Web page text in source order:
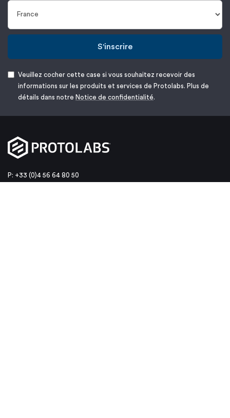
S'inscrire
Veuillez cocher cette case si vous souhaitez recevoir des
informations sur les produits et services de Protolabs. Plus de
détails dans notre Notice de confidentialité.
P: +33 (0)4 56 64 80 50